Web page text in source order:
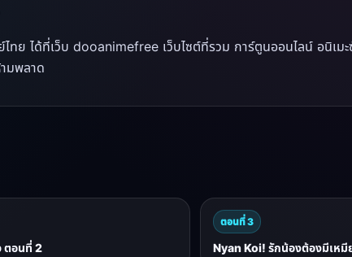
ย ได้ที่เว็บ dooanimefree เว็บไซต์ที่รวม การ์ตูนออนไลน์ อนิเมะ
มพลาด
ตอนที่ 2
ตอนที่ 3
Nyan Koi! รักน้องต้องมีเหมี